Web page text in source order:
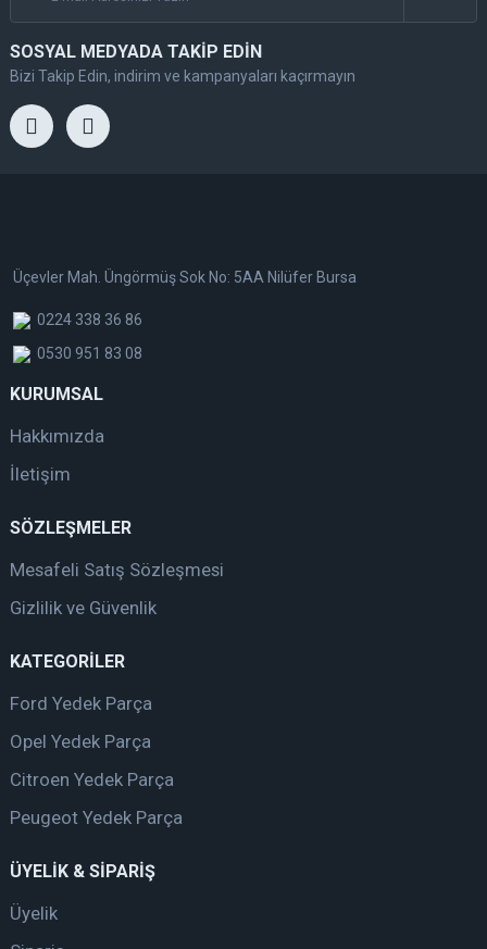
SOSYAL MEDYADA TAKİP EDİN
Bizi Takip Edin, indirim ve kampanyaları kaçırmayın
Üçevler Mah. Üngörmüş Sok No: 5AA Nilüfer Bursa
0224 338 36 86
0530 951 83 08
KURUMSAL
Hakkımızda
İletişim
SÖZLEŞMELER
Mesafeli Satış Sözleşmesi
Gizlilik ve Güvenlik
KATEGORİLER
Ford Yedek Parça
Opel Yedek Parça
Citroen Yedek Parça
Peugeot Yedek Parça
ÜYELİK & SİPARİŞ
Üyelik